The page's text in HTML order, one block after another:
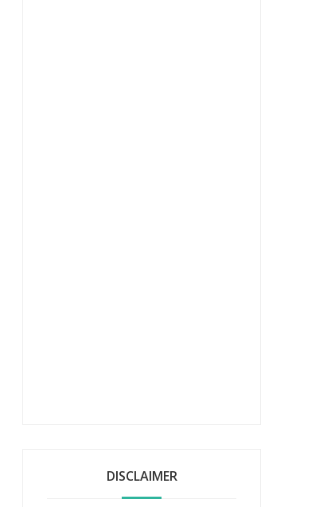
DISCLAIMER